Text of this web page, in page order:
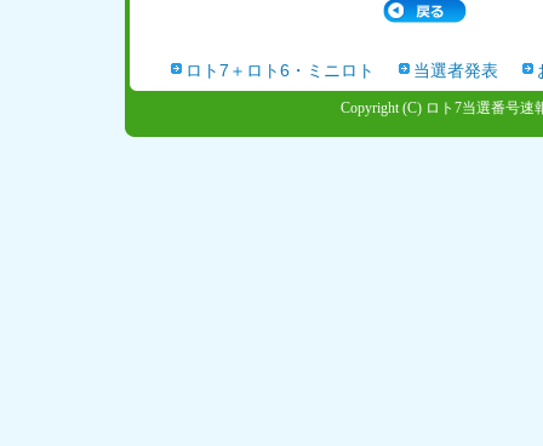
ロト7＋ロト6・ミニロト 当選者発表
Copyright (C) ロト7当選番号速